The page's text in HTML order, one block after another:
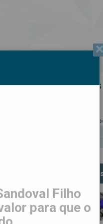
ESPECIAL 45 ANOS
Procurar
×
Filho
para que o